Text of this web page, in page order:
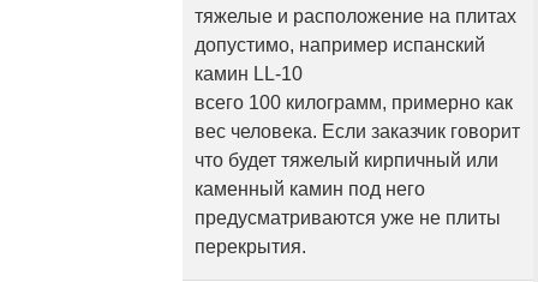
тяжелые и расположение на плитах
допустимо, например испанский
камин LL-10
всего 100 килограмм, примерно как
вес человека. Если заказчик говорит
что будет тяжелый кирпичный или
каменный камин под него
предусматриваются уже не плиты
перекрытия.